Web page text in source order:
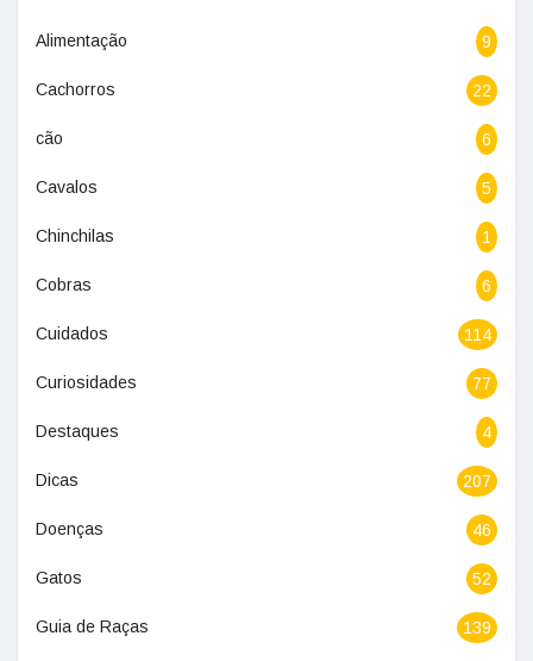
Alimentação 9
Cachorros 22
cão 6
Cavalos 5
Chinchilas 1
Cobras 6
Cuidados 114
Curiosidades 77
Destaques 4
Dicas 207
Doenças 46
Gatos 52
Guia de Raças 139